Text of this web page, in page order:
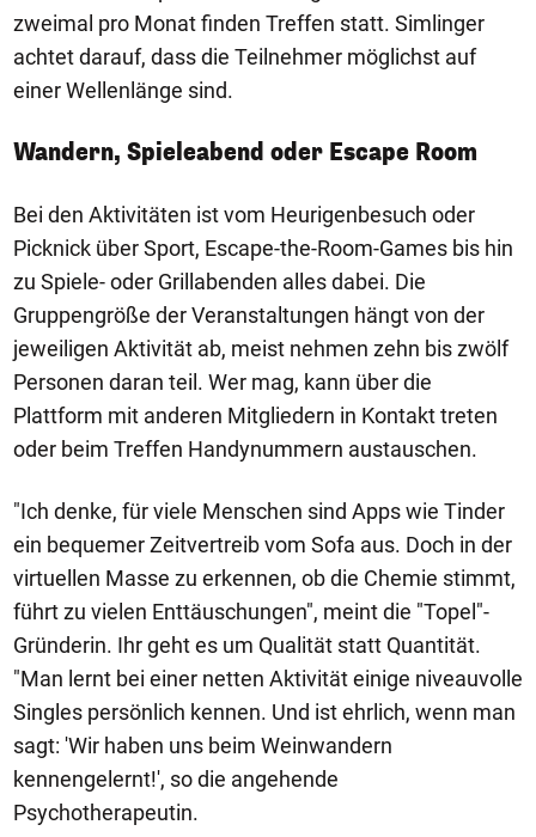
zweimal pro Monat finden Treffen statt. Simlinger
achtet darauf, dass die Teilnehmer möglichst auf
einer Wellenlänge sind.
Wandern, Spieleabend oder Escape Room
Bei den Aktivitäten ist vom Heurigenbesuch oder
Picknick über Sport, Escape-the-Room-Games bis hin
zu Spiele- oder Grillabenden alles dabei. Die
Gruppengröße der Veranstaltungen hängt von der
jeweiligen Aktivität ab, meist nehmen zehn bis zwölf
Personen daran teil. Wer mag, kann über die
Plattform mit anderen Mitgliedern in Kontakt treten
oder beim Treffen Handynummern austauschen.
"Ich denke, für viele Menschen sind Apps wie Tinder
ein bequemer Zeitvertreib vom Sofa aus. Doch in der
virtuellen Masse zu erkennen, ob die Chemie stimmt,
führt zu vielen Enttäuschungen", meint die "Topel"-
Gründerin. Ihr geht es um Qualität statt Quantität.
"Man lernt bei einer netten Aktivität einige niveauvolle
Singles persönlich kennen. Und ist ehrlich, wenn man
sagt: 'Wir haben uns beim Weinwandern
kennengelernt!', so die angehende
Psychotherapeutin.